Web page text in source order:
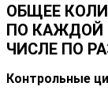
ОБЩЕЕ
ПО КАЖДОЙ
ЧИСЛЕ ПО
Контрольные